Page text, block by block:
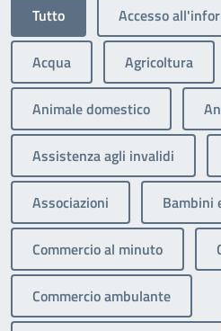
Tutto Accesso
Acqua Agricoltura
Animale domestico
Assistenza agli invalidi
Associazioni Bambini
Commercio al minuto
Commercio ambulante